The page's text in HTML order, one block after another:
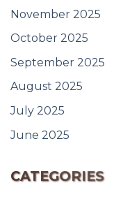
November 2025
October 2025
September 2025
August 2025
July 2025
June 2025
CATEGORIES